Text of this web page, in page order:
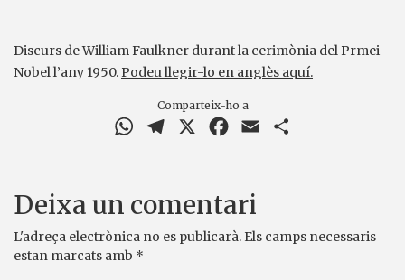
Discurs de William Faulkner durant la cerimònia del Prmei
Nobel l’any 1950.Podeu llegir-lo en anglès aquí.
Comparteix-ho a
WhatsAppTelegram Facebook
Email
Deixa un comentari
L'adreça electrònica no es publicarà. Els camps necessaris
estan marcats amb *